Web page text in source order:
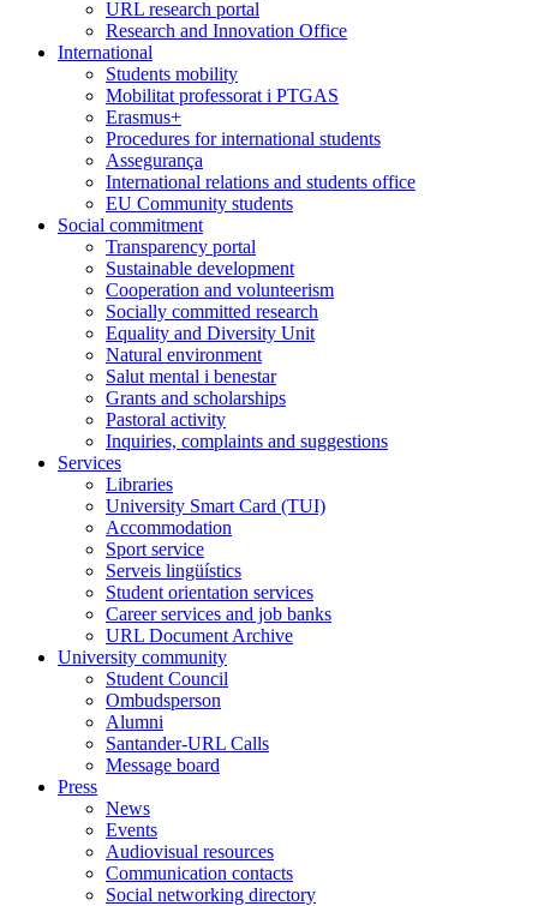
URL research portal
Research and Innovation Office
International
Students mobility
Mobilitat professorat i PTGAS
Erasmus+
Procedures for international students
Assegurança
International relations and students office
EU Community students
Social commitment
Transparency portal
Sustainable development
Cooperation and volunteerism
Socially committed research
Equality and Diversity Unit
Natural environment
Salut mental i benestar
Grants and scholarships
Pastoral activity
Inquiries, complaints and suggestions
Services
Libraries
University Smart Card (TUI)
Accommodation
Sport service
Serveis lingüístics
Student orientation services
Career services and job banks
URL Document Archive
University community
Student Council
Ombudsperson
Alumni
Santander-URL Calls
Message board
Press
News
Events
Audiovisual resources
Communication contacts
Social networking directory